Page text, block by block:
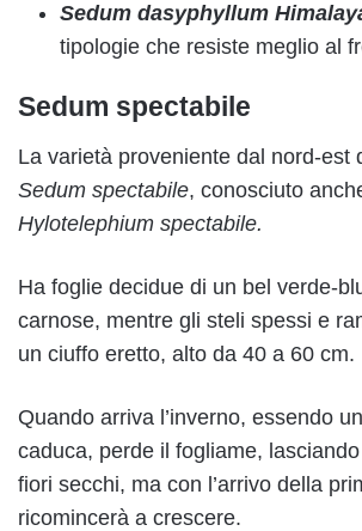
Sedum dasyphyllum
tipologie che resiste meglio al
Sedum spectabile
La varietà proveniente dal nord-est
Sedum spectabile, conosciuto
Hylotelephium spectabile.
Ha foglie decidue di un bel verde-
carnose, mentre gli steli spessi e
un ciuffo eretto, alto da 40 a 60 cm.
Quando arriva l’inverno, essendo
caduca, perde il fogliame,
fiori secchi, ma con l’arrivo della
ricomincerà a crescere.